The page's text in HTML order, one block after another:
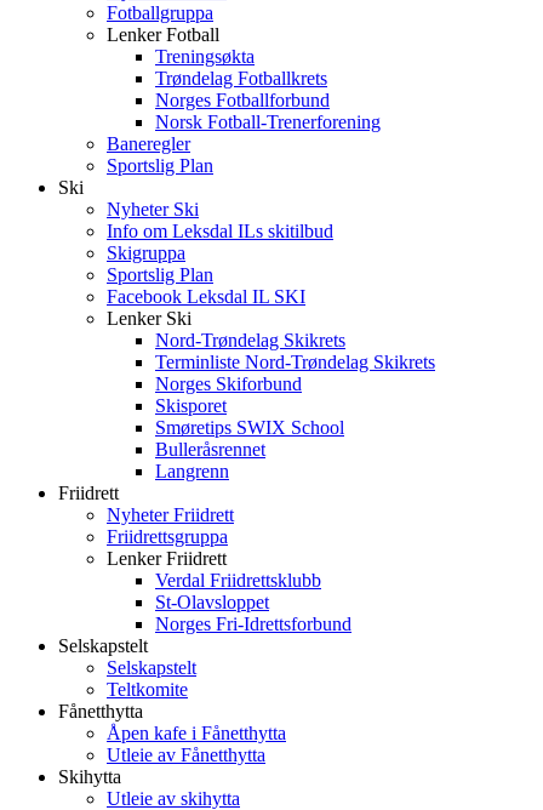
Fotballgruppa
Lenker Fotball
Treningsøkta
Trøndelag Fotballkrets
Norges Fotballforbund
Norsk Fotball-Trenerforening
Baneregler
Sportslig Plan
Ski
Nyheter Ski
Info om Leksdal ILs skitilbud
Skigruppa
Sportslig Plan
Facebook Leksdal IL SKI
Lenker Ski
Nord-Trøndelag Skikrets
Terminliste Nord-Trøndelag Skikrets
Norges Skiforbund
Skisporet
Smøretips SWIX School
Bulleråsrennet
Langrenn
Friidrett
Nyheter Friidrett
Friidrettsgruppa
Lenker Friidrett
Verdal Friidrettsklubb
St-Olavsloppet
Norges Fri-Idrettsforbund
Selskapstelt
Selskapstelt
Teltkomite
Fånetthytta
Åpen kafe i Fånetthytta
Utleie av Fånetthytta
Skihytta
Utleie av skihytta